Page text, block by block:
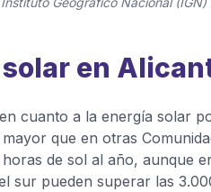
en
cuanto a la energía solar
que en otras
de sol al año, aunque
sur pueden superar las